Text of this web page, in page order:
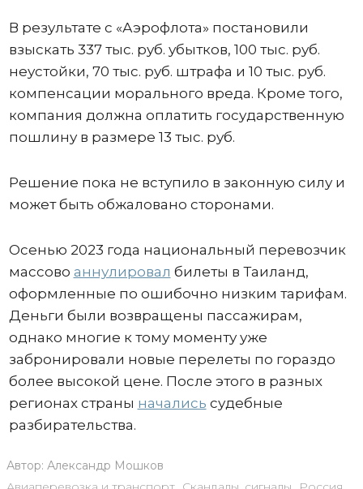
В результате с «Аэрофлота» постановили
взыскать 337 тыс. руб. убытков, 100 тыс. руб.
неустойки, 70 тыс. руб. штрафа и 10 тыс. руб.
компенсации морального вреда. Кроме того,
компания должна оплатить государственную
пошлину в размере 13 тыс. руб.
Решение пока не вступило в законную силу и
может быть обжаловано сторонами.
Осенью 2023 года национальный перевозчик
массово аннулировал билеты в Таиланд,
оформленные по ошибочно низким тарифам.
Деньги были возвращены пассажирам,
однако многие к тому моменту уже
забронировали новые перелеты по гораздо
более высокой цене. После этого в разных
регионах страны начались судебные
разбирательства.
Автор: Александр Мошков